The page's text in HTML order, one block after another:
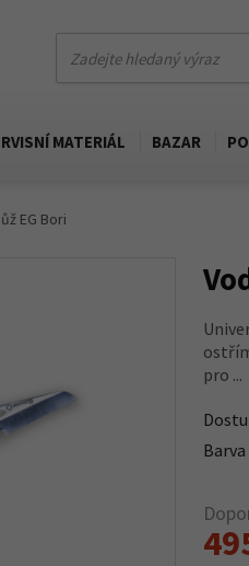
MATERIÁL BAZAR
EG Bori
pro ...
Barva